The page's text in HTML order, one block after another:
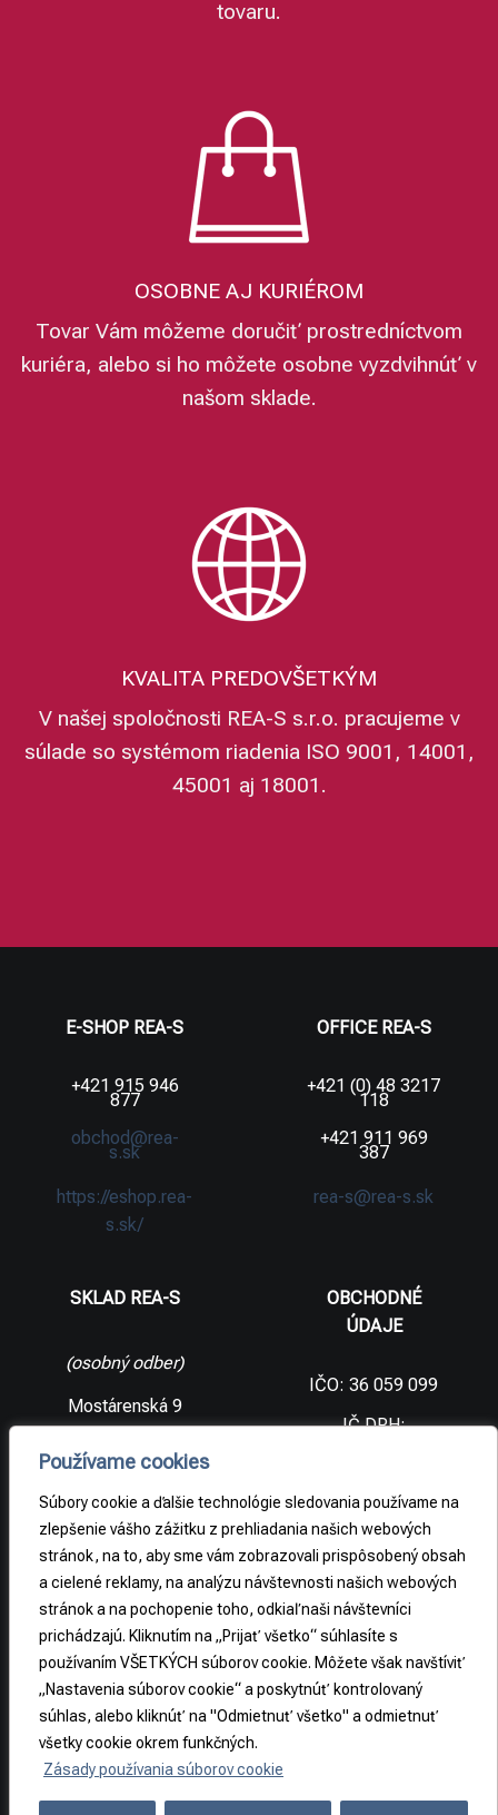
Používame cookies
Súbory cookie a ďalšie technológie sledovania používame na
zlepšenie vášho zážitku z prehliadania našich webových
stránok, na to, aby sme vám zobrazovali prispôsobený obsah
a cielené reklamy, na analýzu návštevnosti našich webových
stránok a na pochopenie toho, odkiaľ naši návštevníci
prichádzajú. Kliknutím na „Prijať všetko“ súhlasíte s
používaním VŠETKÝCH súborov cookie. Môžete však navštíviť
„Nastavenia súborov cookie“ a poskytnúť kontrolovaný
súhlas, alebo kliknúť na "Odmietnuť všetko" a odmietnuť
všetky cookie okrem funkčných.
Zásady používania súborov cookie
tovaru.
OSOBNE AJ KURIÉROM
Tovar Vám môžeme doručiť prostredníctvom
kuriéra, alebo si ho môžete osobne vyzdvihnúť v
našom sklade.
KVALITA PREDOVŠETKÝM
V našej spoločnosti REA-S s.r.o. pracujeme v
súlade so systémom riadenia ISO 9001, 14001,
45001 aj 18001.
E-SHOP REA-S
+421 915 946
877
obchod@rea-
s.sk
https://eshop.rea-
s.sk/
OFFICE REA-S
+421 (0) 48 3217
118
+421 911 969
387
rea-s@rea-s.sk
SKLAD REA-S
(osobný odber)
Mostárenská 9
republika
OBCHODNÉ
ÚDAJE
IČO: 36 059 099
IČ DPH:
2021733065
PRÁVNE
INFORMÁCIE
Obchodné
podmienky
zmluvy